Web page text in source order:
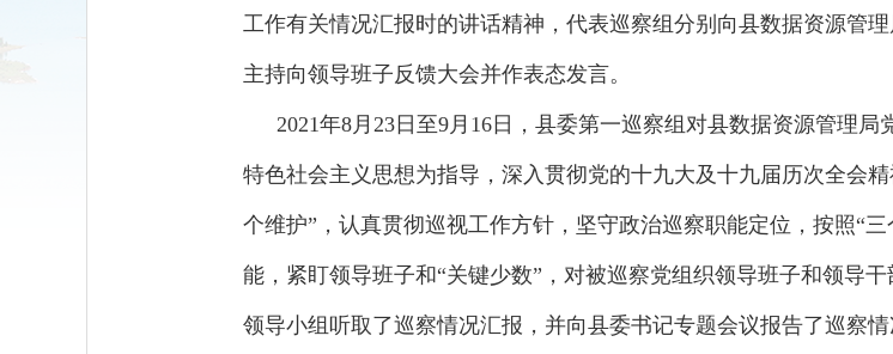
工作有关情况汇报时的讲话精神，代表巡察组分别向县数据资源管
主持向领导班子反馈大会并作表态发言。
2021年8月23日至9月16日，县委第一巡察组对县数据资源管理
特色社会主义思想为指导，深入贯彻党的十九大及十九届历次全会
个维护”，认真贯彻巡视工作方针，坚守政治巡察职能定位，按照“
能，紧盯领导班子和“关键少数”，对被巡察党组织领导班子和领导
领导小组听取了巡察情况汇报，并向县委书记专题会议报告了巡察情